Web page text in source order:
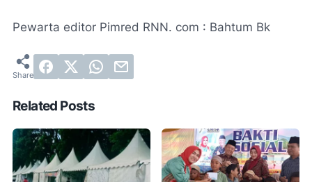
Pewarta editor Pimred RNN. com : Bahtum Bk
Related Posts